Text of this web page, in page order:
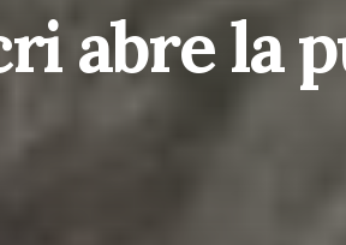
abre la